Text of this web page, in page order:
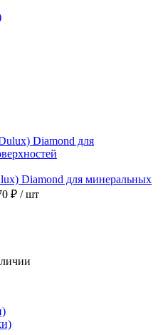
Diamond для минеральных
₽ / шт